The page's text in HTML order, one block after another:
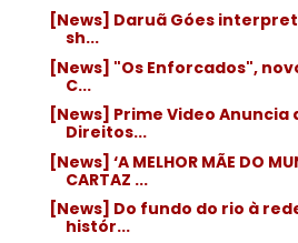
[News] Daruã Góes
sh...
[News] "Os Enforcados",
C...
[News] Prime Video Anuncia
Direitos...
[News] ‘A MELHOR MÃE DO
CARTAZ ...
[News] Do fundo do rio à
histór...